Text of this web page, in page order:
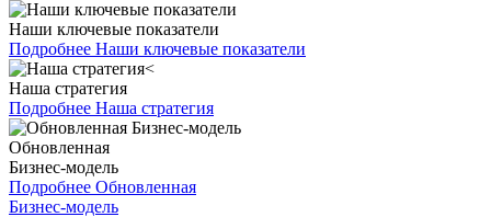
Наши ключевые показатели
Подробнее Наши ключевые показатели
Наша стратегия
Подробнее Наша стратегия
Обновленная
Бизнес-модель
Подробнее Обновленная
Бизнес-модель